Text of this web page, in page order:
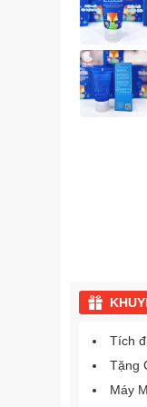
Tích
Tặng
Máy